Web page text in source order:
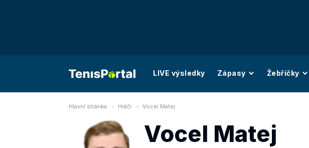
LIVE výsledky Zápasy Žebříčky
Hlavní stránka Hráči Vocel Matej
Vocel Matej